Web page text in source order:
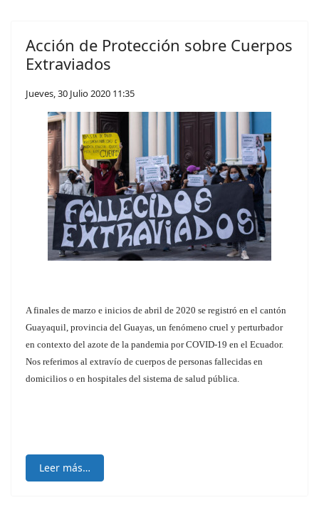
Acción de Protección sobre Cuerpos
Extraviados
Jueves, 30 Julio 2020 11:35
A finales de marzo e inicios de abril de 2020 se registró en el cantón
Guayaquil, provincia del Guayas, un fenómeno cruel y perturbador
en contexto del azote de la pandemia por COVID-19 en el Ecuador.
Nos referimos al extravío de cuerpos de personas fallecidas en
domicilios o en hospitales del sistema de salud pública.
Leer más…